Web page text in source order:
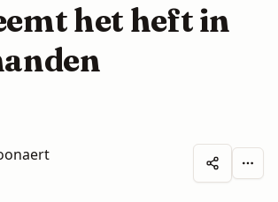
het heft in